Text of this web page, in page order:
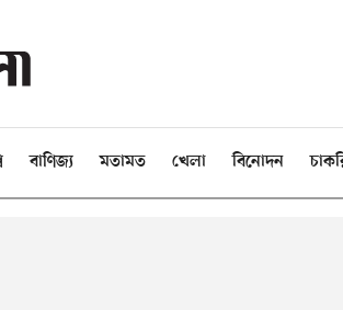
বাণিজ্য মতামত খেলা বিনোদন